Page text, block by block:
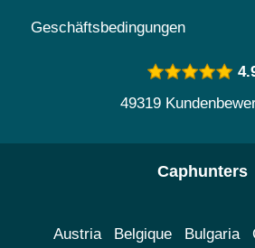
Geschäftsbedingungen
49319
Caphunters
Austria Belgique Bulgaria